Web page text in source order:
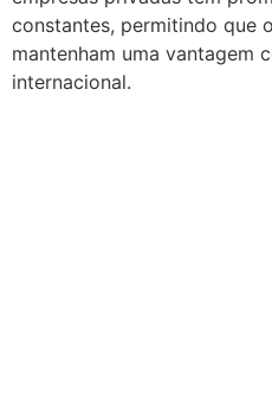
constantes, permitindo que
mantenham uma vantagem
internacional.